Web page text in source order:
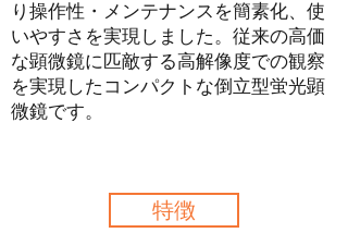
り操作性・メンテナンスを簡素化、使
いやすさを実現しました。従来の高価
な顕微鏡に匹敵する高解像度での観察
を実現したコンパクトな倒立型蛍光顕
微鏡です。
特徴